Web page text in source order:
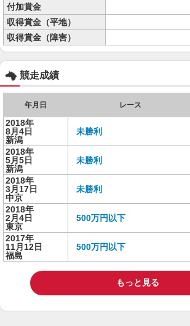
付加賞金
収得賞金（平地）
収得賞金（障害）
競走成績
年月日 レース
2018年
8月4日
新潟
未勝利
2018年
5月5日
新潟
未勝利
2018年
3月17日
中京
未勝利
2018年
2月4日
東京
500万円以下
2017年
11月12日
福島
500万円以下
もっと見る